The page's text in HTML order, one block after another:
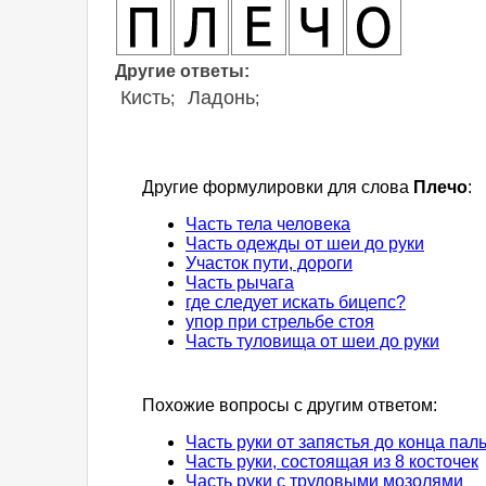
Другие ответы:
Кисть; Ладонь;
Другие формулировки для слова Плечо:
Часть тела человека
Часть одежды от шеи до руки
Участок пути, дороги
Часть рычага
где следует искать бицепс?
упор при стрельбе стоя
Часть туловища от шеи до руки
Похожие вопросы с другим ответом:
Часть руки от запястья до конца
Часть руки, состоящая из 8 косточек
Часть руки с трудовыми мозолями